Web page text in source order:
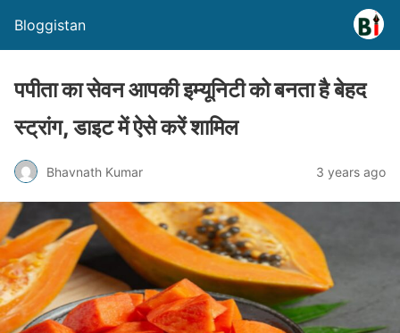
Bloggistan
पपीता का सेवन आपकी इम्यूनिटी को बनता है बेहद
स्ट्रांग, डाइट में ऐसे करें शामिल
Bhavnath Kumar 3 years ago